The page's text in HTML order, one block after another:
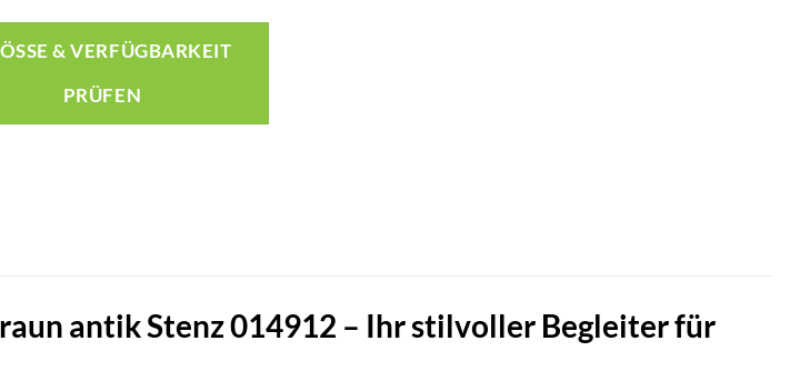
& VERFÜGBARKEIT P
RÜFEN
antik Stenz 014912 – Ihr stilvoller Begleiter für